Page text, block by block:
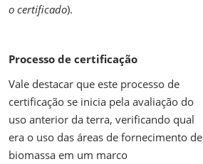
o certificado).
Processo de certificação
Vale destacar que este processo de
certificação se inicia pela avaliação do
uso anterior da terra, verificando qual
era o uso das áreas de fornecimento de
biomassa em um marco